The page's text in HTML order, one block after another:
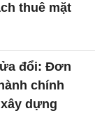
thuê mặt
đổi: Đơn
chính
dựng